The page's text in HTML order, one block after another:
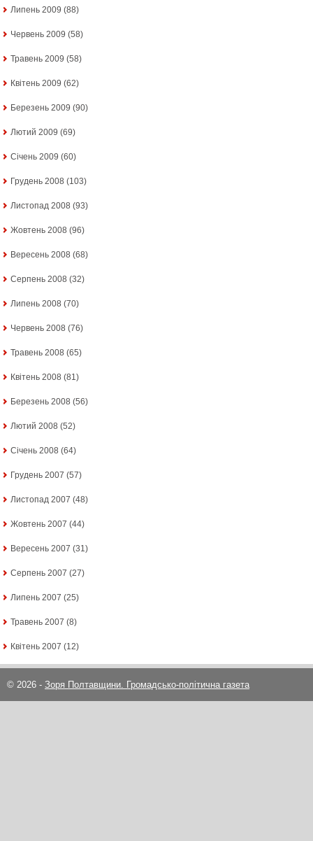
Липень 2009 (88)
Червень 2009 (58)
Травень 2009 (58)
Квітень 2009 (62)
Березень 2009 (90)
Лютий 2009 (69)
Січень 2009 (60)
Грудень 2008 (103)
Листопад 2008 (93)
Жовтень 2008 (96)
Вересень 2008 (68)
Серпень 2008 (32)
Липень 2008 (70)
Червень 2008 (76)
Травень 2008 (65)
Квітень 2008 (81)
Березень 2008 (56)
Лютий 2008 (52)
Січень 2008 (64)
Грудень 2007 (57)
Листопад 2007 (48)
Жовтень 2007 (44)
Вересень 2007 (31)
Серпень 2007 (27)
Липень 2007 (25)
Травень 2007 (8)
Квітень 2007 (12)
© 2026 - Зоря Полтавщини. Громадсько-політична газета